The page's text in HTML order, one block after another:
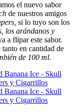
el nuevo sabor
de nuestros amigos
si lo tuyo son los
los arándanos y
a flipar este sabor.
en cantidad de
de 100 ml.